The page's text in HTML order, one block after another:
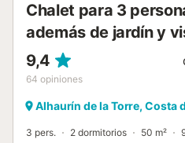
Chalet para 3
además de jardín y
9,4
64 opiniones
Alhaurín de la Torre, Costa
3 pers. 2 dormitorios 50 m²